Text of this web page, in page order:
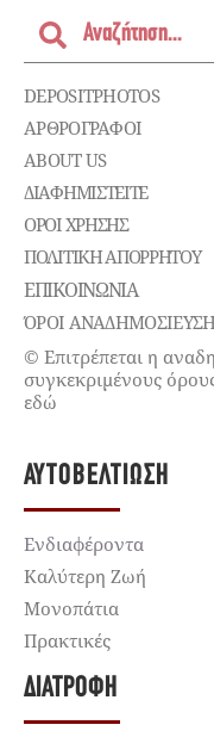
DEPOSITPHOTOS
ΑΡΘΡΟΓΡΑΦΟΙ
ABOUT US
ΔΙΑΦΗΜΙΣΤΕΊΤΕ
ΌΡΟΙ ΧΡΉΣΗΣ
ΠΟΛΙΤΙΚΉ ΑΠΟΡΡΉΤΟΥ
ΕΠΙΚΟΙΝΩΝΊΑ
ΌΡΟΙ
© Επιτρέπεται η
συγκεκριμένους
εδώ
ΑΥΤΟΒΕΛΤΊΩΣΗ
Ενδιαφέροντα
Καλύτερη Ζωή
Μονοπάτια
Πρακτικές
ΔΙΑΤΡΟΦΉ